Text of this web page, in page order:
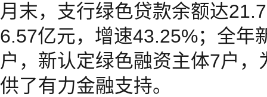
月末，支行绿色贷款余额达
6.57亿元，增速43.25%；全年
户，新认定绿色融资主体7户
供了有力金融支持。